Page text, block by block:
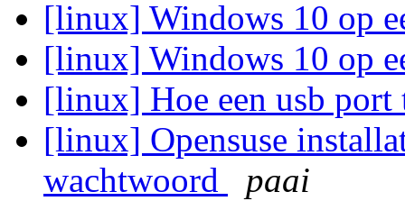
[linux] Windows 10 op
[linux] Windows 10 op
[linux] Hoe een usb port
[linux] Opensuse
wachtwoord
paai